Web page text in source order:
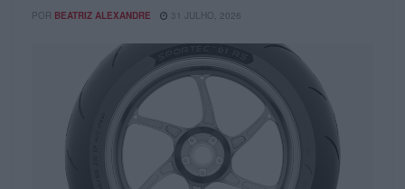
POR BEATRIZ ALEXANDRE 31 JULHO, 2026